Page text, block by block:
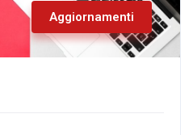
Aggiornamenti